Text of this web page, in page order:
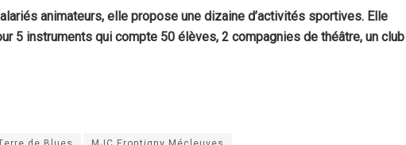
animateurs, elle propose une dizaine d’activités sportives. Elle
5 instruments qui compte 50 élèves, 2 compagnies de théâtre, un club